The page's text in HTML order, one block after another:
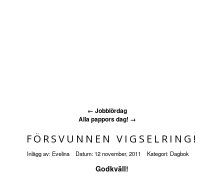
← Jobblördag
Alla pappors dag! →
FÖRSVUNNEN VIGSELRING!
Inlägg av: Evelina Datum: 12 november, 2011 Kategori: Dagbok
Godkväll!